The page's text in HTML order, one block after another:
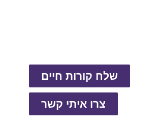
שלח קורות חיים
צרו איתי קשר